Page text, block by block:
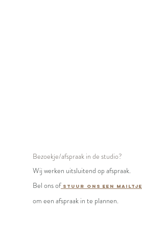
Bezoekje/afspraak in de studio?
Wij werken uitsluitend op afspraak.
Bel ons ofstuur ons een mailtje
om een afspraak in te plannen.